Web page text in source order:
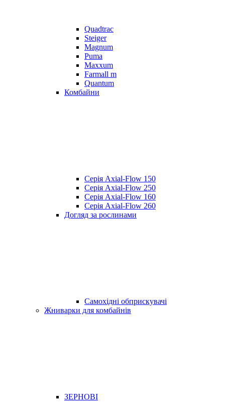
Quadtrac
Steiger
Magnum
Puma
Maxxum
Farmall m
Quantum
Комбайни
Серія Axial-Flow 150
Серія Axial-Flow 250
Серія Axial-Flow 160
Серія Axial-Flow 260
Догляд за рослинами
Самохідні обприскувачі
Жниварки для комбайнів
ЗЕРНОВІ